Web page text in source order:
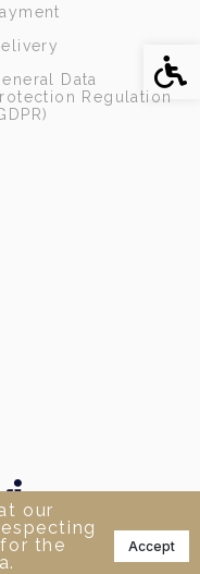
📞
our
the
Accept
Data
Regulation